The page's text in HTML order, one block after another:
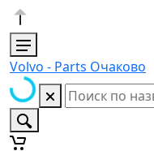
Volvo - Parts Очаково